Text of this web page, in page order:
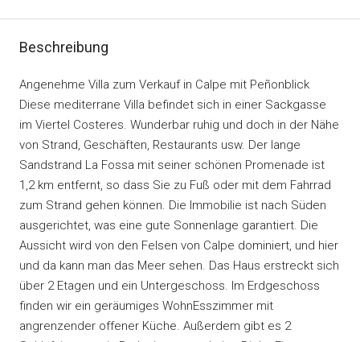
Beschreibung
Angenehme Villa zum Verkauf in Calpe mit Peñonblick
Diese mediterrane Villa befindet sich in einer Sackgasse
im Viertel Costeres. Wunderbar ruhig und doch in der Nähe
von Strand, Geschäften, Restaurants usw. Der lange
Sandstrand La Fossa mit seiner schönen Promenade ist
1,2 km entfernt, so dass Sie zu Fuß oder mit dem Fahrrad
zum Strand gehen können. Die Immobilie ist nach Süden
ausgerichtet, was eine gute Sonnenlage garantiert. Die
Aussicht wird von den Felsen von Calpe dominiert, und hier
und da kann man das Meer sehen. Das Haus erstreckt sich
über 2 Etagen und ein Untergeschoss. Im Erdgeschoss
finden wir ein geräumiges WohnEsszimmer mit
angrenzender offener Küche. Außerdem gibt es 2